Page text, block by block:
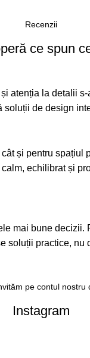
Recenzii
ce spun
la detalii
de design
și pentru
echilibrat și
mai bune
practice,
pe contul nostru
Instagram